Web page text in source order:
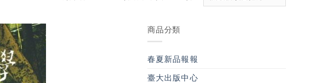
商品分類
春夏新品報報
臺大出版中心